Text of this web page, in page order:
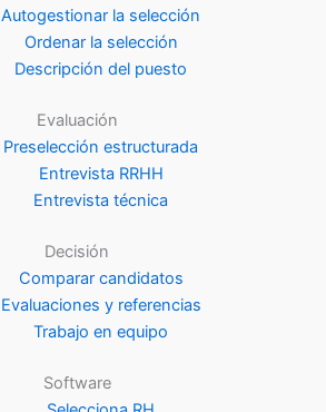
Autogestionar la selección
Ordenar la selección
Descripción del puesto
Evaluación
Preselección estructurada
Entrevista RRHH
Entrevista técnica
Decisión
Comparar candidatos
Evaluaciones y referencias
Trabajo en equipo
Software